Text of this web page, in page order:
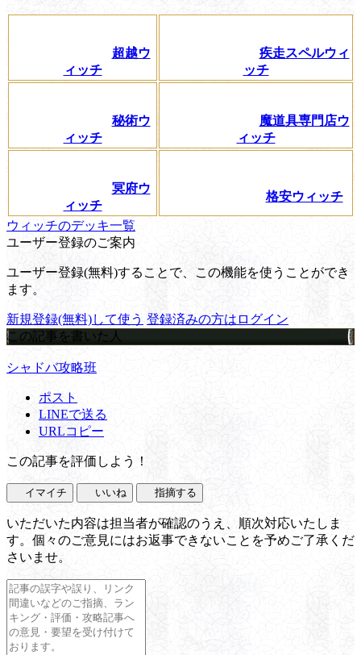
超越ウ
ィッチ
疾走スペルウィ
ッチ
秘術ウ
ィッチ
魔道具専門店ウ
ィッチ
冥府ウ
ィッチ
格安ウィッチ
ウィッチのデッキ一覧
ユーザー登録のご案内
ユーザー登録(無料)することで、この機能を使うことができ
ます。
新規登録(無料)して使う 登録済みの方はログイン
この記事を書いた人
シャドバ攻略班
ポスト
LINEで送る
URLコピー
この記事を評価しよう！
イマイチ いいね 指摘する
いただいた内容は担当者が確認のうえ、順次対応いたしま
す。個々のご意見にはお返事できないことを予めご了承くだ
さいませ。